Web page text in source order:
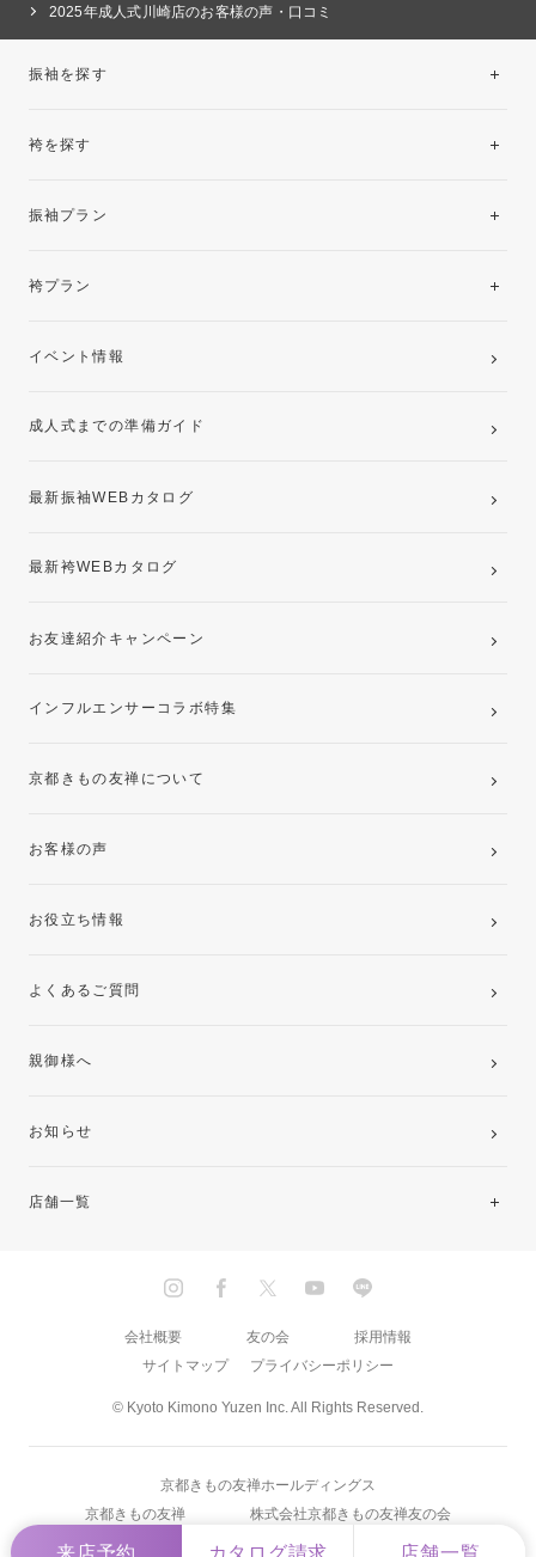
2025年成人式川崎店のお客様の声・口コミ
来店予約 カタログ請求 店舗一覧
振袖を探す
袴を探す
振袖プラン
レンタルプラン
袴プラン
卒業袴レンタルプラン
イベント情報
成人式までの準備ガイド
最新振袖WEBカタログ
最新袴WEBカタログ
お友達紹介キャンペーン
インフルエンサーコラボ特集
京都きもの友禅について
お客様の声
お役立ち情報
よくあるご質問
親御様へ
お知らせ
店舗一覧
九州
© Kyoto Kimono Yuzen Inc. All Rights Reserved.
会社概要 友の会
採用情報
サイトマップ
プライバシーポリシー
京都きもの友禅ホールディングス
京都きもの友禅
株式会社京都きもの友禅友の会